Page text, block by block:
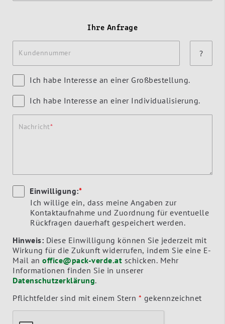
Ihre Anfrage
Kundennummer ?
Ich habe Interesse an einer Großbestellung.
Ich habe Interesse an einer Individualisierung.
Nachricht
Einwilligung:*
Ich willige ein, dass meine Angaben zur
Kontaktaufnahme und Zuordnung für eventuelle
Rückfragen dauerhaft gespeichert werden.
Hinweis: Diese Einwilligung können Sie jederzeit mit
Wirkung für die Zukunft widerrufen, indem Sie eine E-
Mail an office@pack-verde.at
Informationen finden Sie in unserer
Datenschutzerklärung.
Pflichtfelder sind mit einem Stern * gekennzeichnet